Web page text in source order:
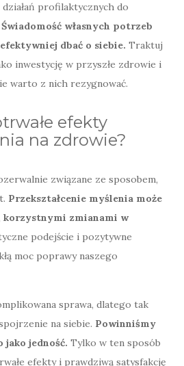
profilaktycznych do
Świadomość własnych potrzeb
dbać o siebie. Traktuj
inwestycję w przyszłe zdrowie i
warto z nich rezygnować.
efekty
na zdrowie?
związane ze sposobem,
Przekształcenie myślenia może
korzystnymi zmianami w
podejście i pozytywne
moc poprawy naszego
sprawa, dlatego tak
na siebie. Powinniśmy
jako jedność. Tylko w ten sposób
efekty i prawdziwą satysfakcję